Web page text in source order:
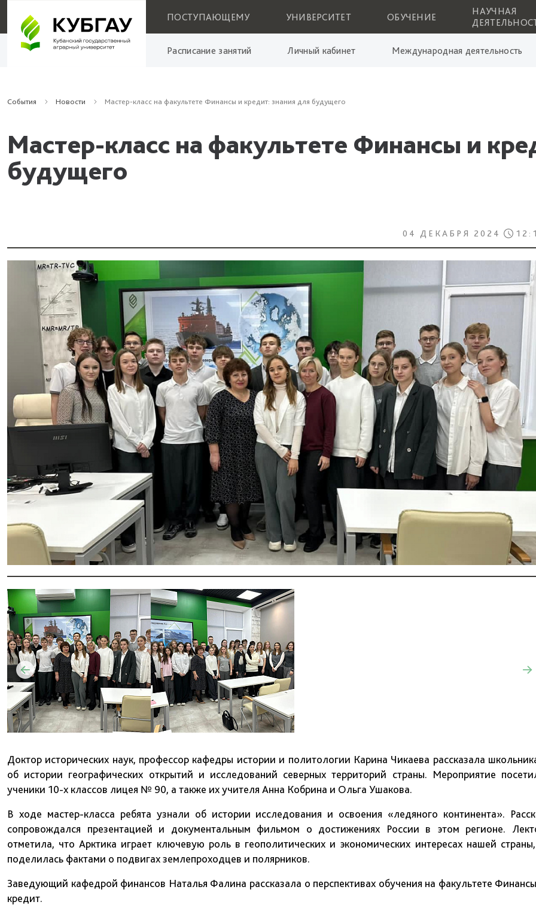
ПОСТУПАЮЩЕМУ УНИВЕРСИТЕТ ОБУЧЕНИЕ
НАУЧНАЯ
Расписание занятий Личный кабинет Международная деятельность
События Новости Мастер-класс на факультете Финансы и кредит: знания для будущего
Мастер-класс на факультете Финансы и
будущего
04 ДЕКАБРЯ 2024
Доктор исторических наук, профессор кафедры истории и политологии Карина Чикаева рассказала
об истории географических открытий и исследований северных территорий страны. Мероприятие
ученики 10-х классов лицея № 90, а также их учителя Анна Кобрина и Ольга Ушакова.
В ходе мастер-класса ребята узнали об истории исследования и освоения «ледяного континента».
сопровождался презентацией и документальным фильмом о достижениях России в этом регионе.
отметила, что Арктика играет ключевую роль в геополитических и экономических интересах нашей
поделилась фактами о подвигах землепроходцев и полярников.
Заведующий кафедрой финансов Наталья Фалина рассказала о перспективах обучения на факультете
кредит.